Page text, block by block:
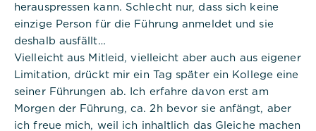
herauspressen kann. Schlecht nur, dass sich keine
einzige Person für die Führung anmeldet und sie
deshalb ausfällt…
Vielleicht aus Mitleid, vielleicht aber auch aus eigener
Limitation, drückt mir ein Tag später ein Kollege eine
seiner Führungen ab. Ich erfahre davon erst am
Morgen der Führung, ca. 2h bevor sie anfängt, aber
ich freue mich, weil ich inhaltlich das Gleiche machen
sichere Bereiche unserer Website ermöglichen.
Cookie Informationen anzeigen
Titel:
PHPSESSID